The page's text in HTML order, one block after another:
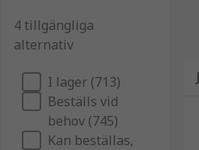
monteras. Dessutom
vanligaste typerna av
Kapacitiva
beröringsfri och
restuppbyggnad.
4 tillgängliga
alternativ
I lager (713)
Beställs vid
behov (745)
Kan beställas,